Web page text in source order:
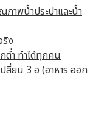
าพน้ำประปาและน้ำ
ริง
ต่ำ ทำได้ทุกคน
ลี่ยน 3 อ (อาหาร ออก